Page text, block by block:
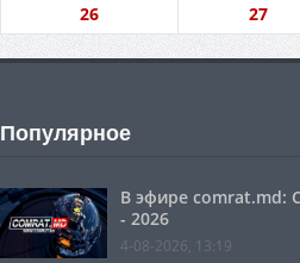
26
27
Популярное
В эфире comrat.md:
- 2026
4-08-2026, 13:19